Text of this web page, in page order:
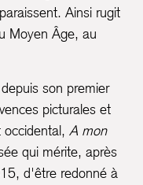
Ainsi rugit
Moyen Âge, au
son premier
picturales et
occidental, A mon
qui mérite, après
d'être redonné à